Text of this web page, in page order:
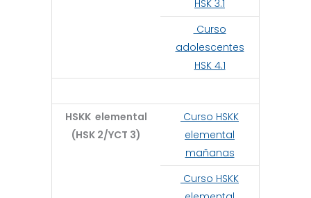
HSK 3.1
Curso
adolescentes
HSK 4.1
HSKK elemental
(HSK 2/YCT 3)
Curso HSKK
elemental
mañanas
Curso HSKK